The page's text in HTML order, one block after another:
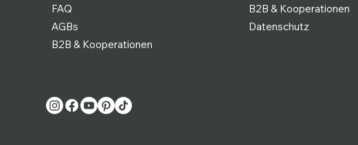
FAQ
AGBs
B2B & Kooperationen
B2B & Kooperationen
Datenschutz